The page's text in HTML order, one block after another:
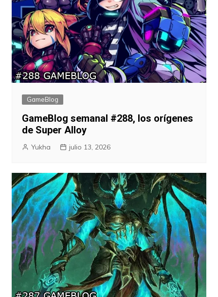
GameBlog
GameBlog semanal #288, los orígenes
de Super Alloy
Yukha julio 13, 2026